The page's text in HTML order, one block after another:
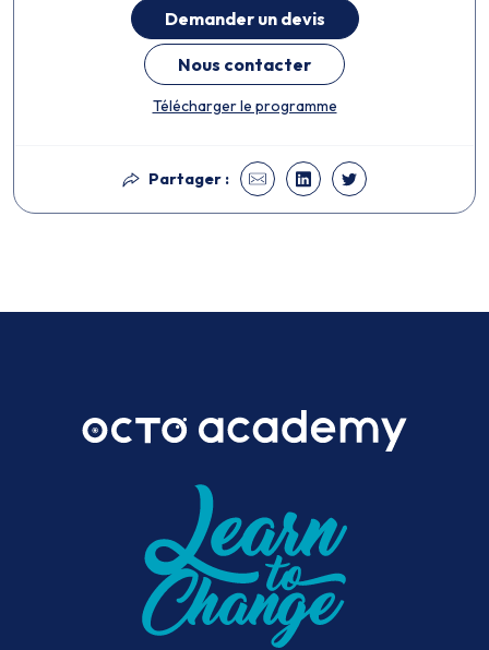
Demander un devis
Nous contacter
Télécharger le programme
Partager :